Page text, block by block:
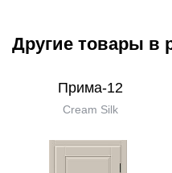
Другие товары в
Прима-12
Cream Silk